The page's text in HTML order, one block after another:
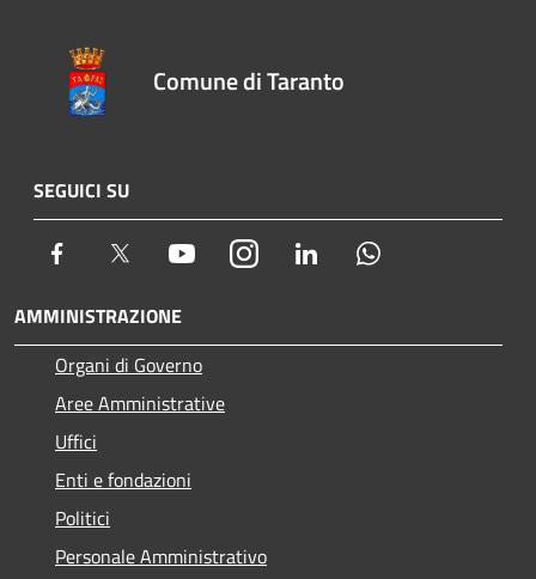
Comune di Taranto
SEGUICI SU
Facebook Twitter YoutubeInstagram LinkedIn
AMMINISTRAZIONE
Organi di Governo
Aree Amministrative
Uffici
Enti e fondazioni
Politici
Personale Amministrativo